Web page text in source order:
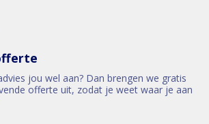
jou wel aan? Dan brengen we gratis
offerte uit, zodat je weet waar je aan